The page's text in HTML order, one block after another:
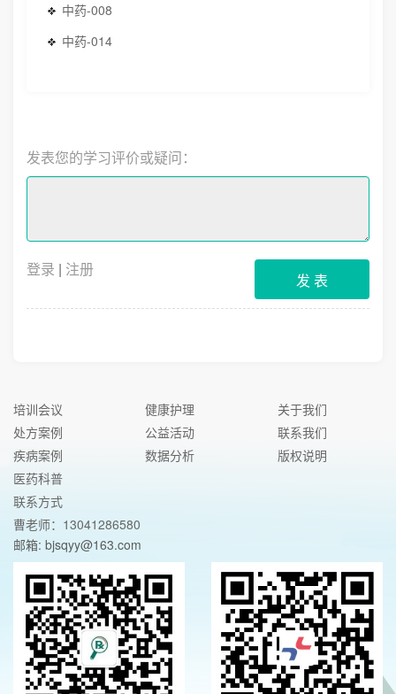
中药-008
中药-014
发表您的学习评价或疑问：
登录 | 注册
发 表
培训会议
处方案例
疾病案例
医药科普
健康护理
公益活动
数据分析
关于我们
联系我们
版权说明
联系方式
曹老师：13041286580
邮箱: bjsqyy@163.com